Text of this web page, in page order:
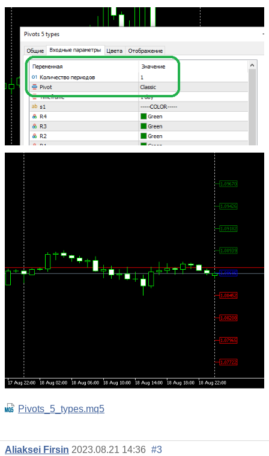
Pivots_5_types.mq5
Aliaksei Firsin 2023.08.21 14:36 #3